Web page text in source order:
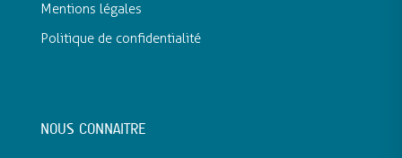
Mentions légales
Politique de confidentialité
NOUS CONNAITRE